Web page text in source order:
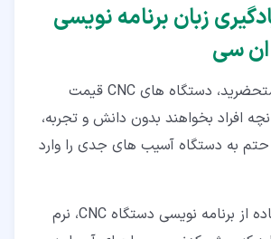
زبان برنامه نویسی
سی
همان گونه که مستحضرید، دستگاه های CNC قیمت
افراد بخواهند بدون دانش و تجربه،
حتم به دستگاه آسیب های جدی را وارد
برای آموزش استفاده از برنامه نویسی دستگاه CNC، نرم